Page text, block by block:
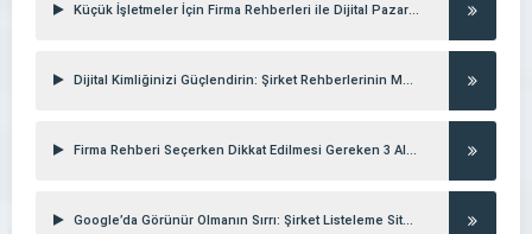
Küçük İşletmeler İçin Firma Rehberleri ile Dijital Pazarlama Stratejileri
Dijital Kimliğinizi Güçlendirin: Şirket Rehberlerinin Marka Değerine Etkisi
Firma Rehberi Seçerken Dikkat Edilmesi Gereken 3 Altın Kural
Google’da Görünür Olmanın Sırrı: Şirket Listeleme Siteleri